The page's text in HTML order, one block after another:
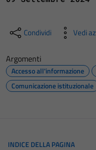
Condividi Vedi
Argomenti
Accesso all'informazione
Comunicazione istituzionale
INDICE DELLA PAGINA